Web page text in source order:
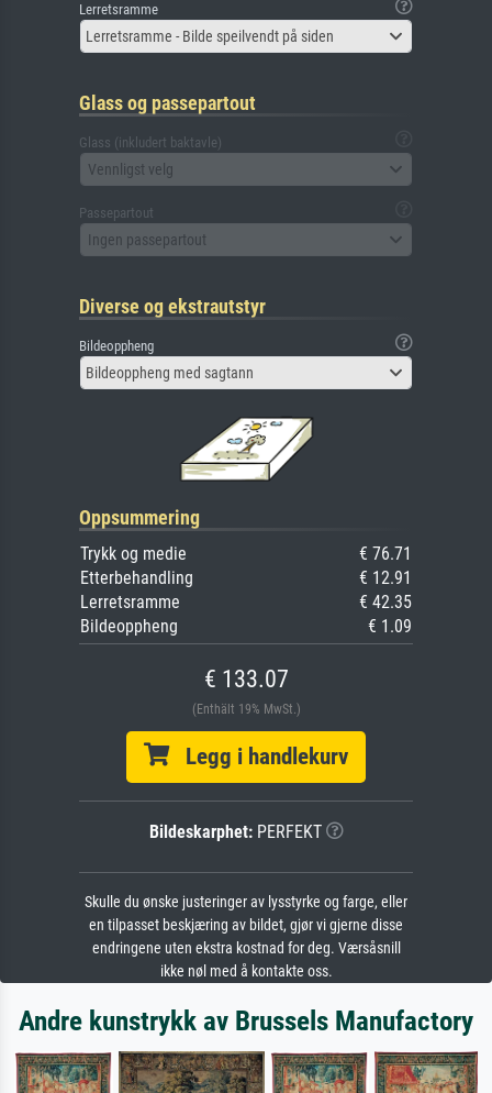
Lerretsramme
Lerretsramme - Bilde speilvendt på siden
Glass og passepartout
Glass (inkludert baktavle)
Vennligst velg
Passepartout
Ingen passepartout
Diverse og ekstrautstyr
Bildeoppheng
Bildeoppheng med sagtann
Oppsummering
Trykk og medie
€ 76.71
Etterbehandling
€ 12.91
Lerretsramme
€ 42.35
Bildeoppheng
€ 1.09
€ 133.07
(Enthält 19% MwSt.)
Legg i handlekurv
Bildeskarphet:PERFEKT
Skulle du ønske justeringer av lysstyrke og farge, eller
en tilpasset beskjæring av bildet, gjør vi gjerne disse
endringene uten ekstra kostnad for deg. Værsåsnill
ikke nøl med å kontakte oss.
Andre kunstrykk av Brussels Manufactory